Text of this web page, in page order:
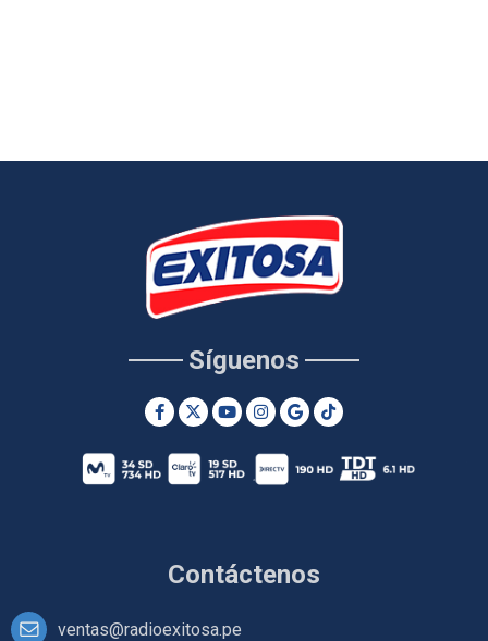
Contáctenos
ventas@radioexitosa.pe
Síguenos